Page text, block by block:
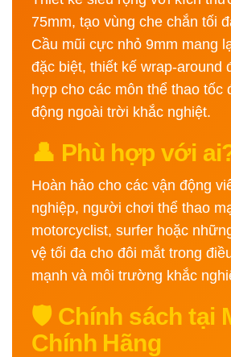
75mm, tạo vùng che chắn tối
Cầu mũi cực nhỏ 9mm mang
đặc biệt, thiết kế wrap-around
hợp cho các môn thể thao tốc
động ngoài trời khắc nghiệt.
👤 Phù hợp với
Hoàn hảo cho các vận động
nghiệp, người chơi thể thao
motorcyclist, surfer hoặc
vệ tối đa cho đôi mắt trong
mạnh và môi trường khắc
🛡️ Chính sách tại
Chính Hãng